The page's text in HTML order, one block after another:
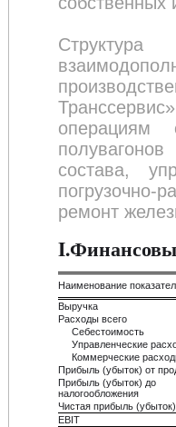
операциям
состава,
погрузочно-
ремонт
Наименование
Выручка
Расходы всего
Себестоимость
Управленческие
Коммерческие
Прибыль (убыток) от
Прибыль (убыток) до
налогообложения
Чистая прибыль (убыток)
EBIT